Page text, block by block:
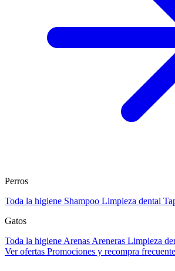
Perros
Toda la higiene Shampoo Limpieza dental
Gatos
Toda la higiene Arenas Areneras Limpieza
Ver ofertas Promociones y recompra